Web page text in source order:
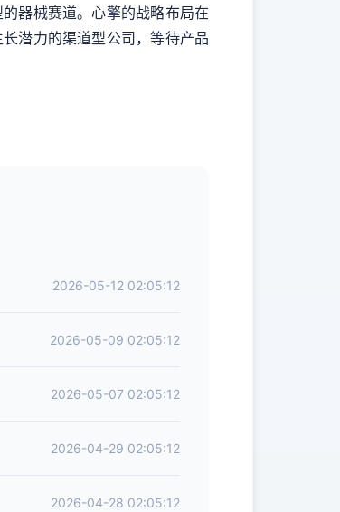
器械赛道。心擎的战略布局在
潜力的渠道型公司，等待产品
2026-05-12 02:05:12
2026-05-09 02:05:12
2026-05-07 02:05:12
2026-04-29 02:05:12
2026-04-28 02:05:12